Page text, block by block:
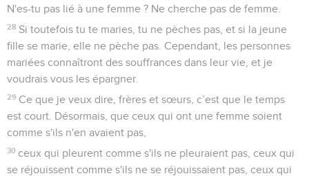
N'es-tu pas lié à une femme ? Ne cherche pas de femme.
28 Si toutefois tu te maries, tu ne pèches pas, et si la jeune
fille se marie, elle ne pèche pas. Cependant, les personnes
mariées connaîtront des souffrances dans leur vie, et je
voudrais vous les épargner.
29 Ce que je veux dire, frères et sœurs, c’est que le temps
est court. Désormais, que ceux qui ont une femme soient
comme s'ils n'en avaient pas,
30 ceux qui pleurent comme s'ils ne pleuraient pas, ceux qui
se réjouissent comme s'ils ne se réjouissaient pas, ceux qui